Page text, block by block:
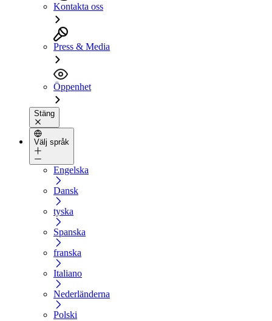
Kontakta oss
Press & Media
Öppenhet
Stäng
Välj språk
Engelska
Dansk
tyska
Spanska
franska
Italiano
Nederländerna
Polski